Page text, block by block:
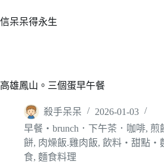
至
容
信呆呆得永生
高雄鳳山。三個蛋早午餐
殺手呆呆
2026-01-03
早餐‧brunch．下午茶．咖啡, 煎
餅, 肉燥飯.雞肉飯, 飲料‧甜點‧
食, 麵食料理